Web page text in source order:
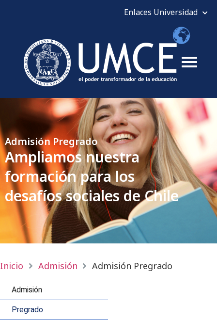
Admisión Pregrado
Ampliamos nuestra
formación para los
desafíos sociales de Chile
Inicio Admisión Admisión Pregrado
Admisión
Pregrado